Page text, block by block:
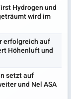
Hydrogen und
wird im
erfolgreich auf
Höhenluft und
setzt auf
und Nel ASA